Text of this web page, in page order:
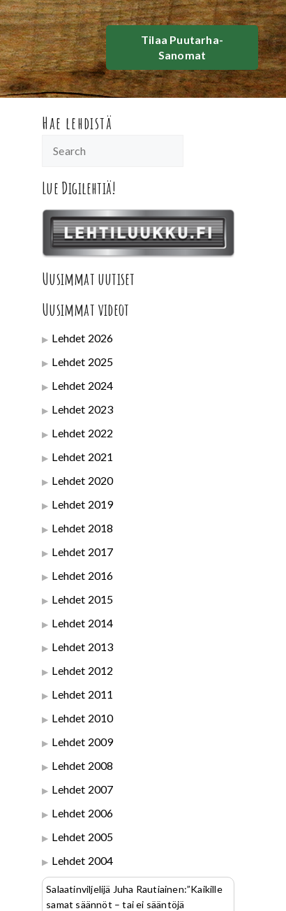
Tilaa Puutarha-
Sanomat
Hae lehdistä
Lue Digilehtiä!
Uusimmat uutiset
Uusimmat videot
Lehdet 2026
Lehdet 2025
Lehdet 2024
Lehdet 2023
Lehdet 2022
Lehdet 2021
Lehdet 2020
Lehdet 2019
Lehdet 2018
Lehdet 2017
Lehdet 2016
Lehdet 2015
Lehdet 2014
Lehdet 2013
Lehdet 2012
Lehdet 2011
Lehdet 2010
Lehdet 2009
Lehdet 2008
Lehdet 2007
Lehdet 2006
Lehdet 2005
Lehdet 2004
Salaatinviljelijä Juha Rautiainen:”Kaikille
samat säännöt – tai ei sääntöjä